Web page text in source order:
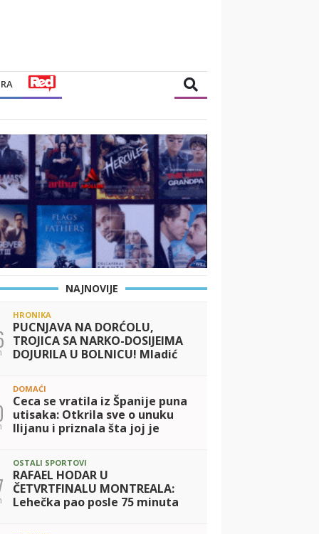
NAJNOVIJE
HRONIKA
PUCNJAVA NA DORĆOLU,
TROJICA SA NARKO-DOSIJEIMA
DOJURILA U BOLNICU! Mladić
pronašla čauru i metak
DOMAĆI
Ceca se vratila iz Španije puna
utisaka: Otkrila sve o unuku
Ilijanu i priznala šta joj je
OSTALI SPORTOVI
RAFAEL HODAR U
ČETVRTFINALU MONTREALA:
Lehečka pao posle 75 minuta